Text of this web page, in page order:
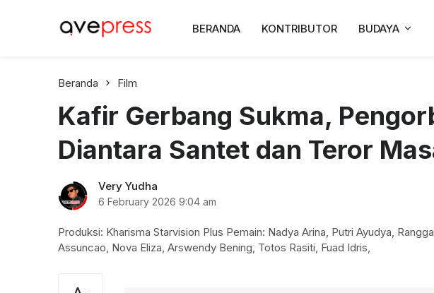
AvePress.com
Belajar dari Komentar
BERANDA KONTRIBUTOR BUDAYA
Beranda Film
Kafir Gerbang Sukma,
Diantara Santet dan Teror
Very Yudha
6 February 2026 9:04 am
Produksi: Kharisma Starvision Plus Pemain: Nadya Arina, Putri Ayudya,
Assuncao, Nova Eliza, Arswendy Bening, Totos Rasiti, Fuad Idris,